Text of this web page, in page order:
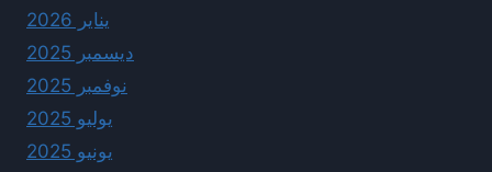
يناير 2026
ديسمبر 2025
نوفمبر 2025
يوليو 2025
يونيو 2025